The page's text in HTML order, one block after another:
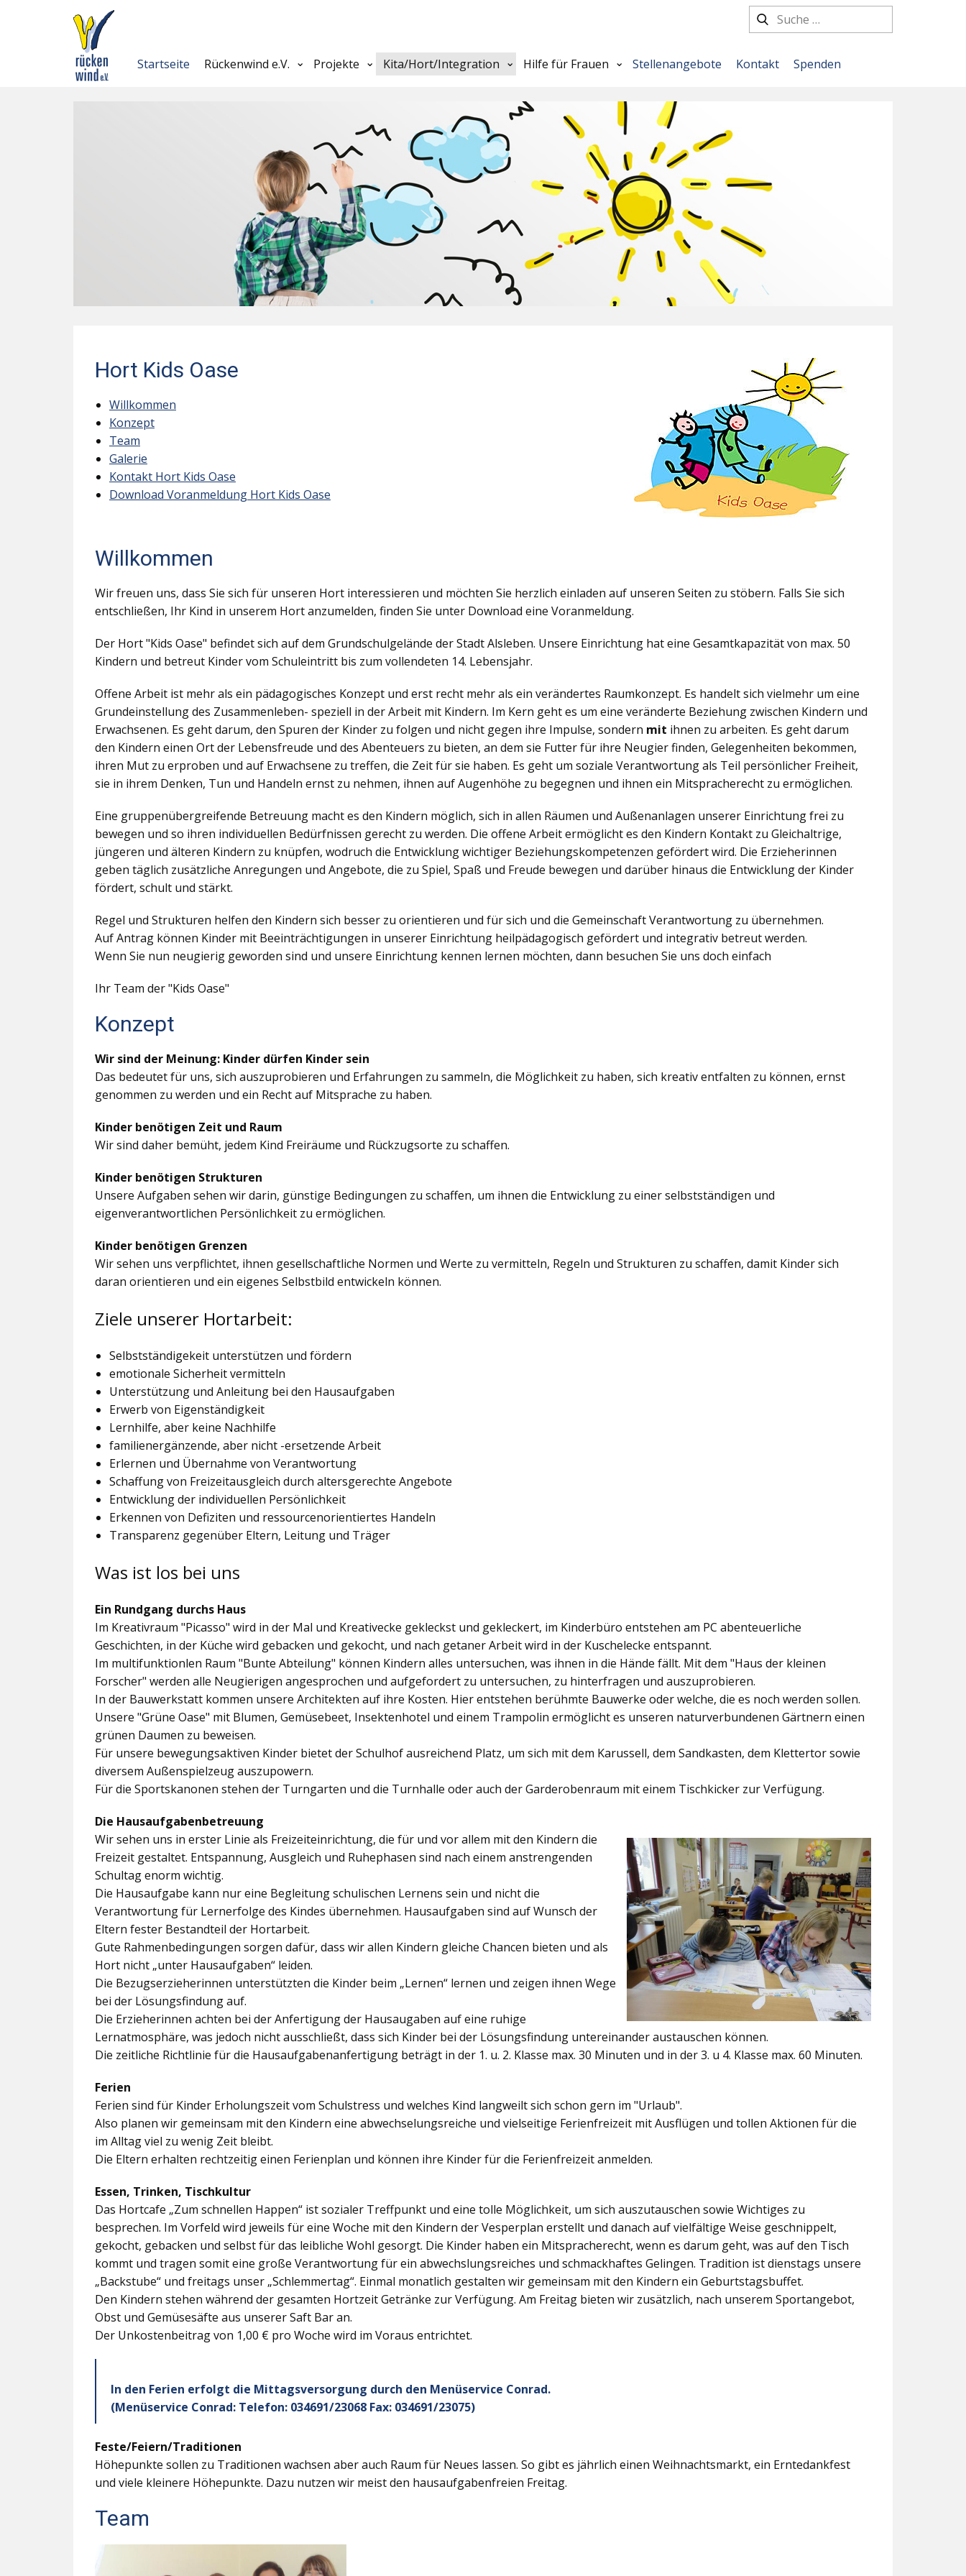
Startseite Rückenwind e.V. Projekte Kita/Hort/Integration Hilfe für Frauen Stellenangebote Kontakt Spenden
Hort Kids Oase
Willkommen
Konzept
Team
Galerie
Kontakt Hort Kids Oase
Download Voranmeldung Hort Kids Oase
Willkommen
Wir freuen uns, dass Sie sich für unseren Hort interessieren und möchten Sie herzlich einladen auf unseren Seiten zu stöbern. Falls Sie sich
entschließen, Ihr Kind in unserem Hort anzumelden, finden Sie unter Download eine Voranmeldung.
Der Hort "Kids Oase" befindet sich auf dem Grundschulgelände der Stadt Alsleben. Unsere Einrichtung hat eine Gesamtkapazität von max. 50
Kindern und betreut Kinder vom Schuleintritt bis zum vollendeten 14. Lebensjahr.
Offene Arbeit ist mehr als ein pädagogisches Konzept und erst recht mehr als ein verändertes Raumkonzept. Es handelt sich vielmehr um eine
Grundeinstellung des Zusammenleben- speziell in der Arbeit mit Kindern. Im Kern geht es um eine veränderte Beziehung zwischen Kindern und
Erwachsenen. Es geht darum, den Spuren der Kinder zu folgen und nicht gegen ihre Impulse, sondern mit ihnen zu arbeiten. Es geht darum
den Kindern einen Ort der Lebensfreude und des Abenteuers zu bieten, an dem sie Futter für ihre Neugier finden, Gelegenheiten bekommen,
ihren Mut zu erproben und auf Erwachsene zu treffen, die Zeit für sie haben. Es geht um soziale Verantwortung als Teil persönlicher Freiheit,
sie in ihrem Denken, Tun und Handeln ernst zu nehmen, ihnen auf Augenhöhe zu begegnen und ihnen ein Mitspracherecht zu ermöglichen.
Eine gruppenübergreifende Betreuung macht es den Kindern möglich, sich in allen Räumen und Außenanlagen unserer Einrichtung frei zu
bewegen und so ihren individuellen Bedürfnissen gerecht zu werden. Die offene Arbeit ermöglicht es den Kindern Kontakt zu Gleichaltrige,
jüngeren und älteren Kindern zu knüpfen, wodruch die Entwicklung wichtiger Beziehungskompetenzen gefördert wird. Die Erzieherinnen
geben täglich zusätzliche Anregungen und Angebote, die zu Spiel, Spaß und Freude bewegen und darüber hinaus die Entwicklung der Kinder
fördert, schult und stärkt.
Regel und Strukturen helfen den Kindern sich besser zu orientieren und für sich und die Gemeinschaft Verantwortung zu übernehmen.
Auf Antrag können Kinder mit Beeinträchtigungen in unserer Einrichtung heilpädagogisch gefördert und integrativ betreut werden.
Wenn Sie nun neugierig geworden sind und unsere Einrichtung kennen lernen möchten, dann besuchen Sie uns doch einfach
Ihr Team der "Kids Oase"
Konzept
Wir sind der Meinung: Kinder dürfen Kinder sein
Das bedeutet für uns, sich auszuprobieren und Erfahrungen zu sammeln, die Möglichkeit zu haben, sich kreativ entfalten zu können, ernst
genommen zu werden und ein Recht auf Mitsprache zu haben.
Kinder benötigen Zeit und Raum
Wir sind daher bemüht, jedem Kind Freiräume und Rückzugsorte zu schaffen.
Kinder benötigen Strukturen
Unsere Aufgaben sehen wir darin, günstige Bedingungen zu schaffen, um ihnen die Entwicklung zu einer selbstständigen und
eigenverantwortlichen Persönlichkeit zu ermöglichen.
Kinder benötigen Grenzen
Wir sehen uns verpflichtet, ihnen gesellschaftliche Normen und Werte zu vermitteln, Regeln und Strukturen zu schaffen, damit Kinder sich
daran orientieren und ein eigenes Selbstbild entwickeln können.
Ziele unserer Hortarbeit:
Selbstständigekeit unterstützen und fördern
emotionale Sicherheit vermitteln
Unterstützung und Anleitung bei den Hausaufgaben
Erwerb von Eigenständigkeit
Lernhilfe, aber keine Nachhilfe
familienergänzende, aber nicht -ersetzende Arbeit
Erlernen und Übernahme von Verantwortung
Schaffung von Freizeitausgleich durch altersgerechte Angebote
Entwicklung der individuellen Persönlichkeit
Erkennen von Defiziten und ressourcenorientiertes Handeln
Transparenz gegenüber Eltern, Leitung und Träger
Was ist los bei uns
Ein Rundgang durchs Haus
Im Kreativraum "Picasso" wird in der Mal und Kreativecke gekleckst und gekleckert, im Kinderbüro entstehen am PC abenteuerliche
Geschichten, in der Küche wird gebacken und gekocht, und nach getaner Arbeit wird in der Kuschelecke entspannt.
Im multifunktionlen Raum "Bunte Abteilung" können Kindern alles untersuchen, was ihnen in die Hände fällt. Mit dem "Haus der kleinen
Forscher" werden alle Neugierigen angesprochen und aufgefordert zu untersuchen, zu hinterfragen und auszuprobieren.
In der Bauwerkstatt kommen unsere Architekten auf ihre Kosten. Hier entstehen berühmte Bauwerke oder welche, die es noch werden sollen.
Unsere "Grüne Oase" mit Blumen, Gemüsebeet, Insektenhotel und einem Trampolin ermöglicht es unseren naturverbundenen Gärtnern einen
grünen Daumen zu beweisen.
Für unsere bewegungsaktiven Kinder bietet derSchulhofausreichend Platz, um sich mit dem Karussell, dem Sandkasten, dem Klettertor sowie
diversem Außenspielzeug auszupowern.
Für die Sportskanonen stehen der Turngarten und die Turnhalle oder auch derGarderobenraum mit einem Tischkicker zur Verfügung.
Die Hausaufgabenbetreuung
Wir sehen uns in erster Linie als Freizeiteinrichtung, die für und vor allem mit den Kindern die
Freizeit gestaltet. Entspannung, Ausgleich und Ruhephasen sind nach einem anstrengenden
Schultag enorm wichtig.
Die Hausaufgabe kann nur eine Begleitung schulischen Lernens sein und nicht die
Verantwortung für Lernerfolge des Kindes übernehmen. Hausaufgaben sind auf Wunsch der
Eltern fester Bestandteil der Hortarbeit.
Gute Rahmenbedingungen sorgen dafür, dass wir allen Kindern gleiche Chancen bieten und als
Hort nicht „unter Hausaufgaben“ leiden.
Die Bezugserzieherinnen unterstützten die Kinder beim „Lernen“ lernen und zeigen ihnen Wege
bei der Lösungsfindung auf.
Die Erzieherinnen achten bei der Anfertigung der Hausaugaben auf eine ruhige
Lernatmosphäre, was jedoch nicht ausschließt, dass sich Kinder bei der Lösungsfindung untereinander austauschen können.
Die zeitliche Richtlinie für die Hausaufgabenanfertigung beträgt in der 1. u. 2. Klasse max. 30 Minuten und in der 3. u 4. Klasse max. 60 Minuten.
Ferien
Ferien sind für Kinder Erholungszeit vom Schulstress und welches Kind langweilt sich schon gern im "Urlaub".
Also planen wir gemeinsam mit den Kindern eine abwechselungsreiche und vielseitige Ferienfreizeit mit Ausflügen und tollen Aktionen für die
im Alltag viel zu wenig Zeit bleibt.
Die Eltern erhalten rechtzeitig einen Ferienplan und können ihre Kinder für die Ferienfreizeit anmelden.
Essen, Trinken, Tischkultur
Das Hortcafe „Zum schnellen Happen“ ist sozialer Treffpunkt und eine tolle Möglichkeit, um sich auszutauschen sowie Wichtiges zu
besprechen. Im Vorfeld wird jeweils für eine Woche mit den Kindern der Vesperplan erstellt und danach auf vielfältige Weise geschnippelt,
gekocht, gebacken und selbst für das leibliche Wohl gesorgt. Die Kinder haben ein Mitspracherecht, wenn es darum geht, was auf den Tisch
kommt und tragen somit eine große Verantwortung für ein abwechslungsreiches und schmackhaftes Gelingen. Tradition ist dienstags unsere
„Backstube“ und freitags unser „Schlemmertag“. Einmal monatlich gestalten wir gemeinsam mit den Kindern ein Geburtstagsbuffet.
Den Kindern stehen während der gesamten Hortzeit Getränke zur Verfügung. Am Freitag bieten wir zusätzlich, nach unserem Sportangebot,
Obst und Gemüsesäfte aus unserer Saft Bar an.
Der Unkostenbeitrag von 1,00 € pro Woche wird im Voraus entrichtet.
In den Ferien erfolgt die Mittagsversorgung durch den Menüservice Conrad.
(Menüservice Conrad: Telefon: 034691/23068 Fax: 034691/23075)
Feste/Feiern/Traditionen
Höhepunkte sollen zu Traditionen wachsen aber auch Raum für Neues lassen. So gibt es jährlich einen Weihnachtsmarkt, ein Erntedankfest
und viele kleinere Höhepunkte. Dazu nutzen wir meist den hausaufgabenfreien Freitag.
Team